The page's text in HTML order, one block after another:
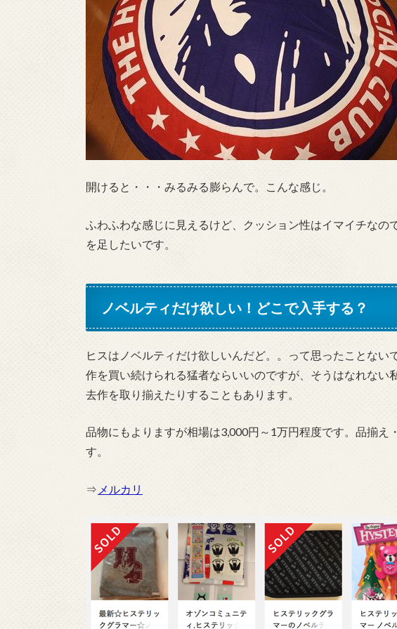
開けると・・・みるみる膨らんで。こんな感じ。
ふわふわな感じに見えるけど、クッション性はイマイチな
を足したいです。
ノベルティだけ欲しい！どこで入手する？
ヒスはノベルティだけ欲しいんだど。。って思ったことな
作を買い続けられる猛者ならいいのですが、そうはなれない
去作を取り揃えたりすることもあります。
品物にもよりますが相場は3,000円～1万円程度です。品揃え
す。
⇒ メルカリ